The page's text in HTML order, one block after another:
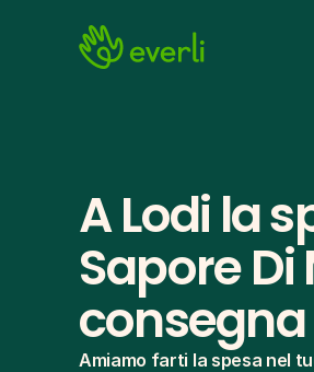
A Lodi la
Sapore Di
Amiamo farti la spesa nel